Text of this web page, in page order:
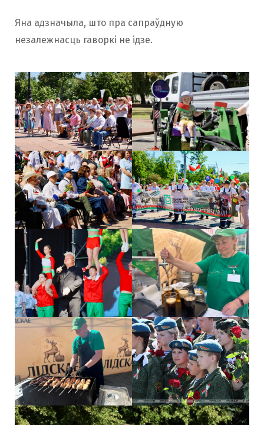
Яна адзначыла, што пра сапраўдную
незалежнасць гаворкі не ідзе.